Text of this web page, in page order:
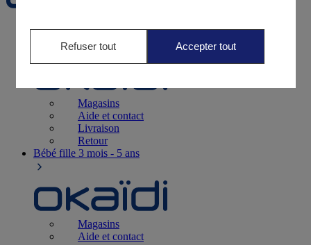
Naissance0-12 mois
Magasins
Aide et contact
Livraison
Retour
Bébé fille 3 mois - 5 ans
Magasins
Aide et contact
Refuser tout Accepter tout